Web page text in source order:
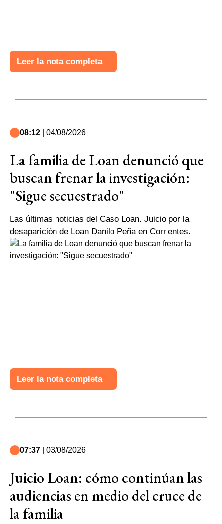
Leer la nota completa
08:12 | 04/08/2026
La familia de Loan denunció que
buscan frenar la investigación:
"Sigue secuestrado"
Las últimas noticias del Caso Loan. Juicio por la
desaparición de Loan Danilo Peña en Corrientes.
Leer la nota completa
07:37 | 03/08/2026
Juicio Loan: cómo continúan las
audiencias en medio del cruce de
la familia